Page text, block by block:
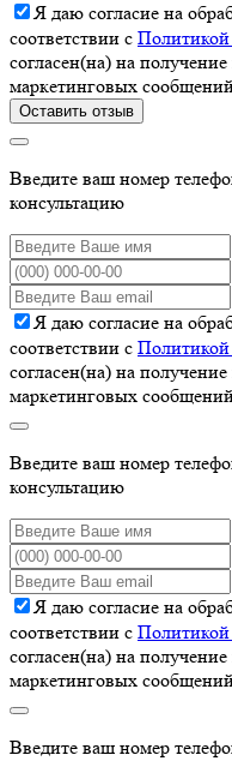
Я даю согласие на
соответствии с
согласен(на) на
маркетинговых
Оставить отзыв
Введите ваш номер
консультацию
Я даю согласие на
соответствии с
согласен(на) на
маркетинговых
Введите ваш номер
консультацию
Я даю согласие на
соответствии с
согласен(на) на
маркетинговых
Введите ваш номер